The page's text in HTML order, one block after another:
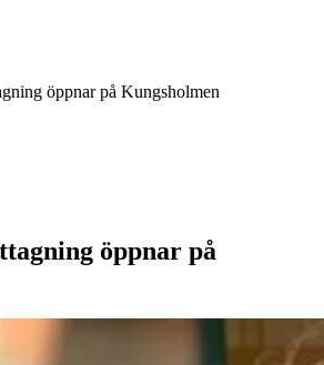
öppnar på Kungsholmen
öppnar på